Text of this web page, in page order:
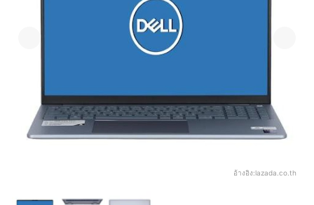
อ้างอิง:lazada.co.th